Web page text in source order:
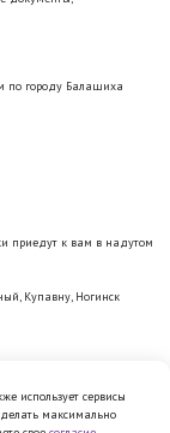
по городу Балашиха
приедут к вам в надутом
Купавну, Ногинск
использует сервисы
максимально